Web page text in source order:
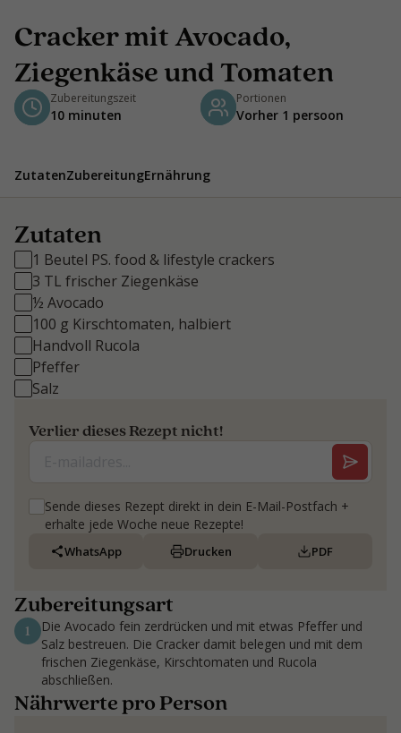
Cracker mit Avocado,
Ziegenkäse und Tomaten
Zubereitungszeit
10 minuten
Portionen
Vorher 1 persoon
ZutatenZubereitungErnährung
Zutaten
1 Beutel PS. food & lifestyle crackers
3 TL frischer Ziegenkäse
½ Avocado
100 g Kirschtomaten, halbiert
Handvoll Rucola
Pfeffer
Salz
Verlier dieses Rezept nicht!
Sende dieses Rezept direkt in dein E-Mail-Postfach +
erhalte jede Woche neue Rezepte!
WhatsApp Drucken PDF
Zubereitungsart
1
Die Avocado fein zerdrücken und mit etwas Pfeffer und
Salz bestreuen. Die Cracker damit belegen und mit dem
frischen Ziegenkäse, Kirschtomaten und Rucola
abschließen.
Nährwerte pro Person